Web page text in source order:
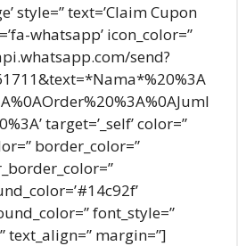
style=” text=’Claim Cupon
whatsapp’ icon_color=”
send?
target=’_self’ color=”
border_color=”
font_style=”
text_align=” margin=”]